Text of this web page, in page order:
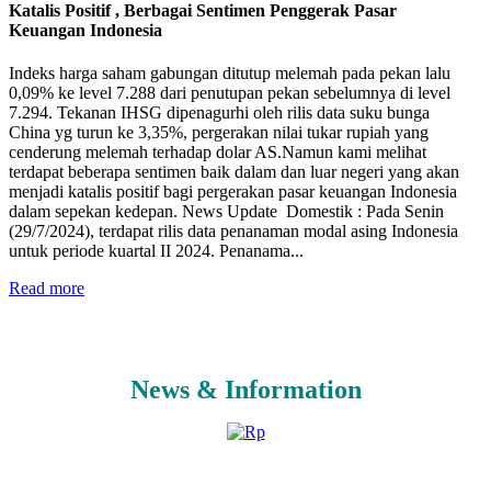
Katalis Positif , Berbagai Sentimen Penggerak Pasar
Keuangan Indonesia
Indeks harga saham gabungan ditutup melemah pada pekan lalu
0,09% ke level 7.288 dari penutupan pekan sebelumnya di level
7.294. Tekanan IHSG dipenagurhi oleh rilis data suku bunga
China yg turun ke 3,35%, pergerakan nilai tukar rupiah yang
cenderung melemah terhadap dolar AS.Namun kami melihat
terdapat beberapa sentimen baik dalam dan luar negeri yang akan
menjadi katalis positif bagi pergerakan pasar keuangan Indonesia
dalam sepekan kedepan. News Update Domestik : Pada Senin
(29/7/2024), terdapat rilis data penanaman modal asing Indonesia
untuk periode kuartal II 2024. Penanama...
Read more
News & Information